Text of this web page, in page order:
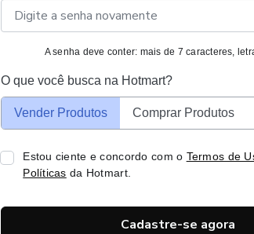
A senha deve conter: mais de 7 caracteres,
O que você busca na Hotmart?
Vender Produtos Comprar Produtos
Estou ciente e concordo com o Termos de
Políticas da Hotmart.
Cadastre-se agora